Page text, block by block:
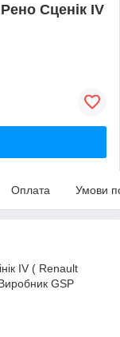
Сценік IV
Оплата Умови
IV ( Renault
GSP